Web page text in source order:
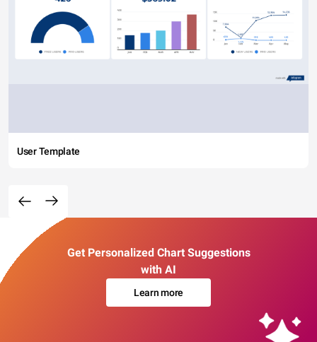
User Template
Get Personalized Chart Suggestions
with AI
Learn more